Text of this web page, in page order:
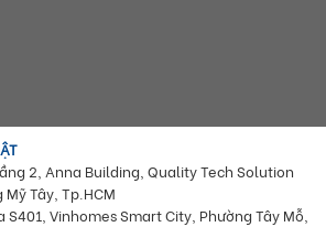
2, Anna Building, Quality Tech Solution
Tây, Tp.HCM
S401, Vinhomes Smart City, Phường Tây Mỗ,